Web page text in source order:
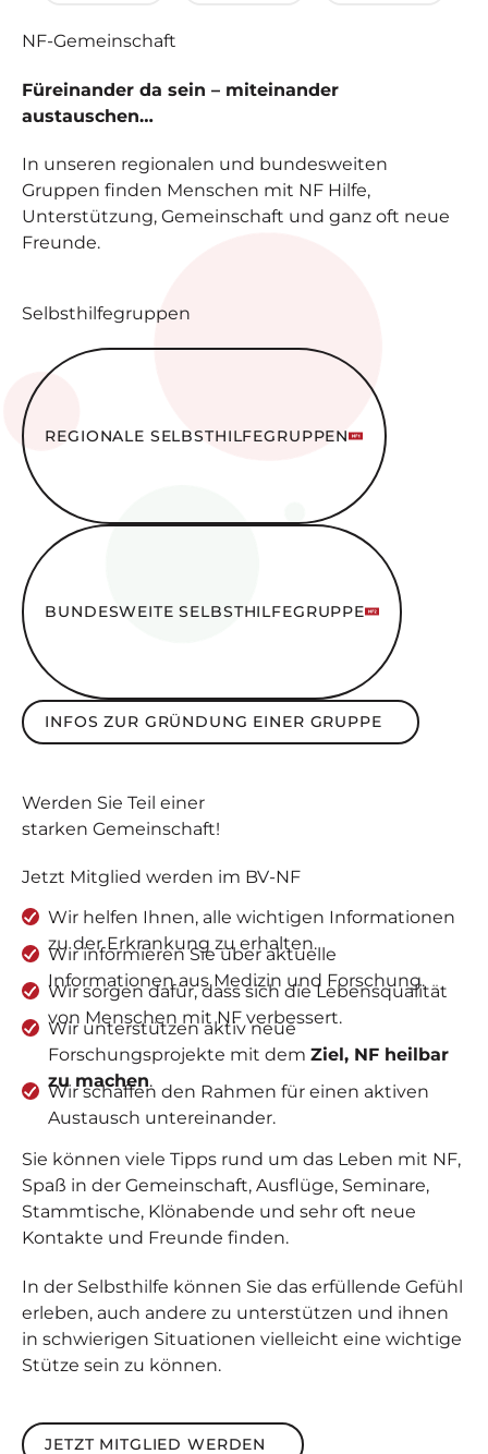
NF-Gemeinschaft
Füreinander da sein – miteinander
austauschen…
In unseren regionalen und bundesweiten
Gruppen finden Menschen mit NF Hilfe,
Unterstützung, Gemeinschaft und ganz oft neue
Freunde.
Selbsthilfegruppen
Regionale Selbsthilfe­gruppen
REGIONALE SELBSTHILFE­GRUPPEN
Bundesweite SelbsthilfeGruppe
BUNDESWEITE SELBSTHILFEGRUPPE
Infos zur Gründung einer Gruppe
INFOS ZUR GRÜNDUNG EINER GRUPPE
Werden Sie Teil einer
starken Gemeinschaft!
Jetzt Mitglied werden im BV-NF
Wir helfen Ihnen, alle wichtigen Informationen
zu der Erkrankung zu erhalten.
Wir informieren Sie über aktuelle
Informationen aus Medizin und Forschung.
Wir sorgen dafür, dass sich die Lebensqualität
von Menschen mit NF verbessert.
Wir unterstützen aktiv neue
Forschungsprojekte mit dem Ziel, NF heilbar
zu machen.
Wir schaffen den Rahmen für einen aktiven
Austausch untereinander.
Sie können viele Tipps rund um das Leben mit NF,
Spaß in der Gemeinschaft, Ausflüge, Seminare,
Stammtische, Klönabende und sehr oft neue
Kontakte und Freunde finden.
In der Selbsthilfe können Sie das erfüllende Gefühl
erleben, auch andere zu unterstützen und ihnen
in schwierigen Situationen vielleicht eine wichtige
Stütze sein zu können.
Jetzt Mitglied werden
JETZT MITGLIED WERDEN